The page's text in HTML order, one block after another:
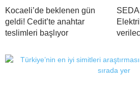
Kocaeli’de beklenen gün
geldi! Cedit’te anahtar
teslimleri başlıyor